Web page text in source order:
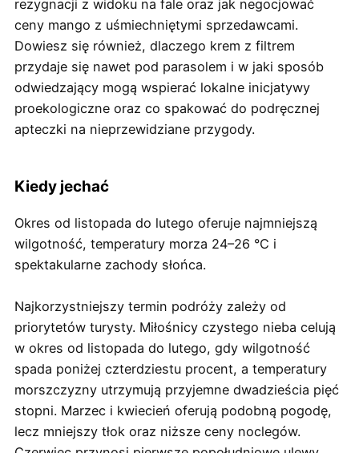
rezygnacji z widoku na fale oraz jak negocjować
ceny mango z uśmiechniętymi sprzedawcami.
Dowiesz się również, dlaczego krem z filtrem
przydaje się nawet pod parasolem i w jaki sposób
odwiedzający mogą wspierać lokalne inicjatywy
proekologiczne oraz co spakować do podręcznej
apteczki na nieprzewidziane przygody.
Kiedy jechać
Okres od listopada do lutego oferuje najmniejszą
wilgotność, temperatury morza 24–26 °C i
spektakularne zachody słońca.
Najkorzystniejszy termin podróży zależy od
priorytetów turysty. Miłośnicy czystego nieba celują
w okres od listopada do lutego, gdy wilgotność
spada poniżej czterdziestu procent, a temperatury
morszczyzny utrzymują przyjemne dwadzieścia pięć
stopni. Marzec i kwiecień oferują podobną pogodę,
lecz mniejszy tłok oraz niższe ceny noclegów.